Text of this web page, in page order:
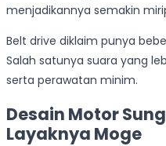
menjadikannya semakin
Belt drive diklaim punya
Salah satunya suara yang
serta perawatan minim.
Desain Motor
Layaknya Moge